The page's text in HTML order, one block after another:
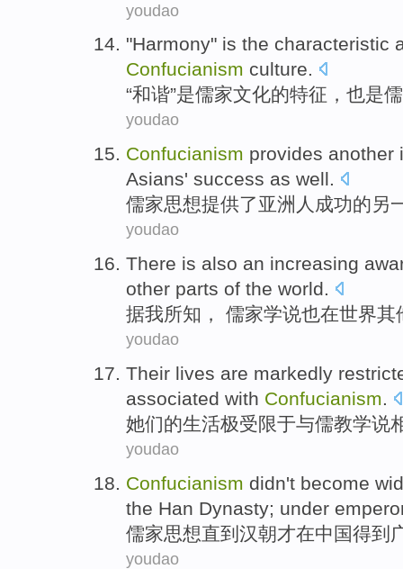
youdao
"Harmony" is the characteristic
Confucianism culture.
“和谐”是儒家文化的特征 ， 也是
youdao
Confucianism provides another
Asians' success as well.
儒家思想提供了亚洲 人 成功的另
youdao
There is also an increasing
other parts of the world.
据我所知 ， 儒家学说也在世界其
youdao
Their lives are markedly
associated with Confucianism.
她们的生活极受限于与儒教学说
youdao
Confucianism didn't become
the Han Dynasty; under
儒家思想直到汉朝才在中国得到
youdao